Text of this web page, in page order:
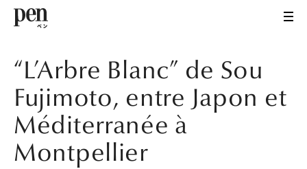
“L’Arbre Blanc” de Sou
Fujimoto, entre Japon et
Méditerranée à
Montpellier